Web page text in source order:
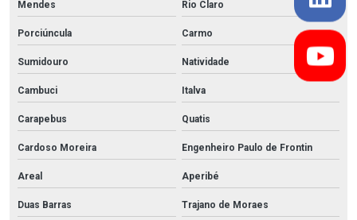
Mendes Rio Claro
Porciúncula Carmo
Sumidouro Natividade
Cambuci Italva
Carapebus Quatis
Cardoso Moreira Engenheiro Paulo de Frontin
Areal Aperibé
Duas Barras Trajano de Moraes